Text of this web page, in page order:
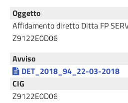
Oggetto
Affidamento diretto Ditta FP
Z9122E0D06
Avviso
DET_2018_94_22-03-2018
CIG
Z9122E0D06